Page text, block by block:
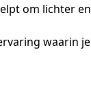
om lichter
waarin